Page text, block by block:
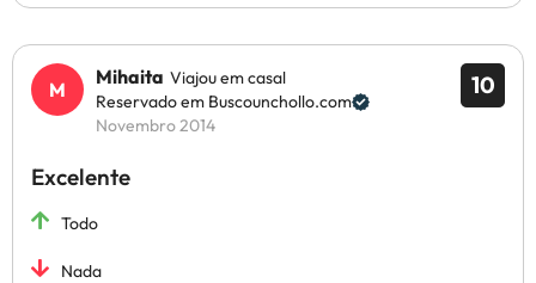
10
Mihaita Viajou em casal
Reservado em Buscounchollo.com
Novembro 2014
Excelente
Todo
Nada